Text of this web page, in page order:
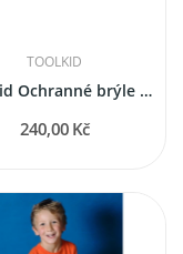
TOOLKID
ToolKid Ochranné brýle s ochranným pouzdrem
240,00 Kč